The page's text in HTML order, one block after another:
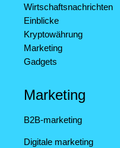
Wirtschaftsnachrichten
Einblicke
Kryptowährung
Marketing
Gadgets
Marketing
B2B-marketing
Digitale marketing